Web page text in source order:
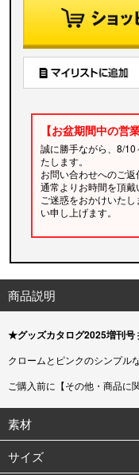
【お盆期間中の営
誠に勝手ながら、8/
たします。
お問い合わせへのご返
通常よりお時間を頂戴
ご迷惑をおかけいた
い申し上げます。
商品説明
★グッズカタログ2025増刊
クロームとピンクのシンプル
ご購入前に【その他・商品に
素材
サイズ